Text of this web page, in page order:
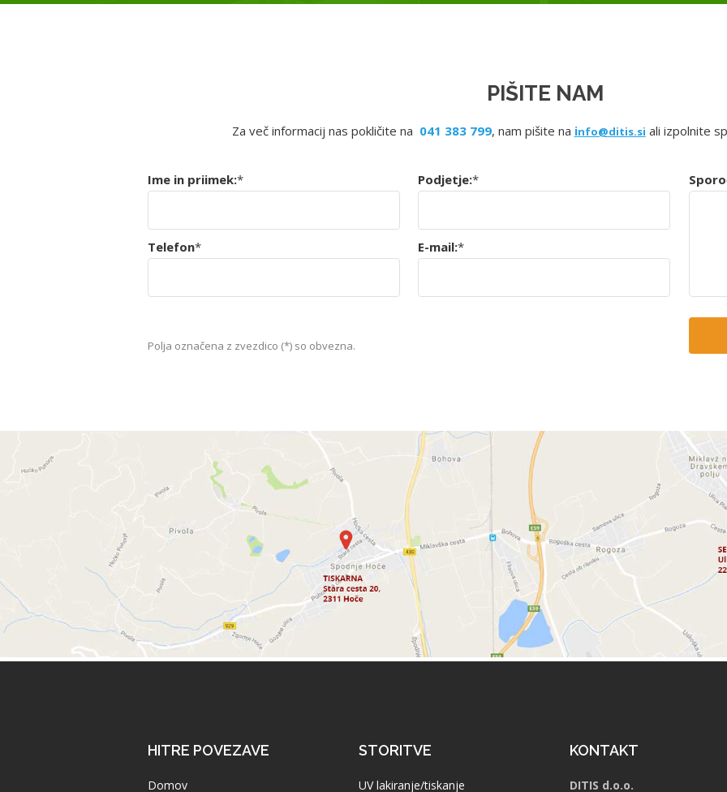
PIŠITE NAM
Za več informacij nas pokličite na 041 383 799, nam pišite na info@ditis.si ali izpolnite
Ime in priimek:*
Telefon*
Podjetje:*
E-mail:*
Polja označena z zvezdico (*) so obvezna.
HITRE POVEZAVE STORITVE KONTAKT
Domov UV lakiranje/tiskanje DITIS d.o.o.